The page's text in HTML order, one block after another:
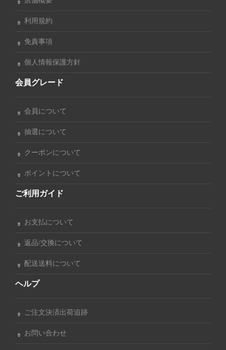
利用規約
免責事項
個人情報保護方針
会員グレード
会員について
抽選について
クーポンについて
ポイントについて
ご利用ガイド
お支払について
返品/交換について
配送送料について
ヘルプ
ご注文決済出荷追跡
お問い合わせ